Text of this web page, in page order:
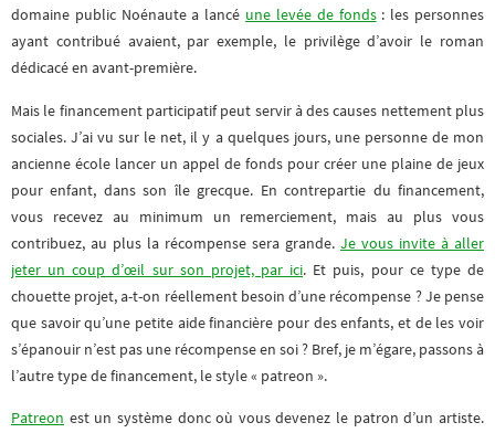
domaine public Noénaute a lancé une levée de fonds: les personnes
ayant contribué avaient, par exemple, le privilège d’avoir le roman
dédicacé en avant-première.
Mais le financement participatif peut servir à des causes nettement plus
sociales. J’ai vu sur le net, il y a quelques jours, une personne de mon
ancienne école lancer un appel de fonds pour créer une plaine de jeux
pour enfant, dans son île grecque. En contrepartie du financement,
vous recevez au minimum un remerciement, mais au plus vous
contribuez, au plus la récompense sera grande. Je vous invite à aller
jeter un coup d’œil sur son projet, par ici. Et puis, pour ce type de
chouette projet, a-t-on réellement besoin d’une récompense ? Je pense
que savoir qu’une petite aide financière pour des enfants, et de les voir
s’épanouir n’est pas une récompense en soi ? Bref, je m’égare, passons à
l’autre type de financement, le style « patreon ».
Patreon est un système donc où vous devenez le patron d’un artiste.